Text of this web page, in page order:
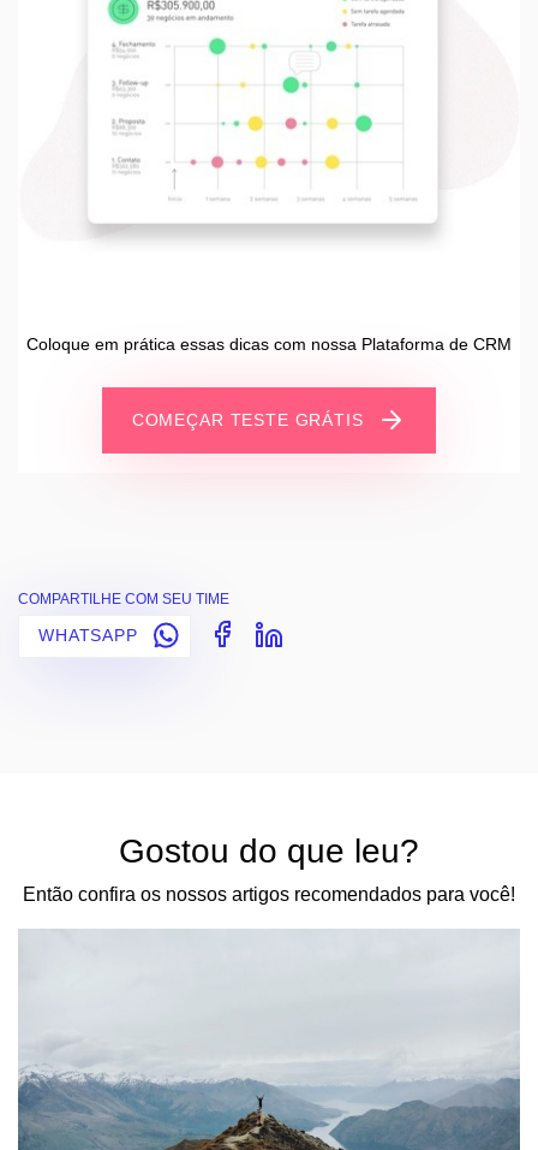
Coloque em prática essas dicas com nossa Plataforma de CRM
COMEÇAR TESTE GRÁTIS
COMPARTILHE COM SEU TIME
WHATSAPP
Gostou do que leu?
Então confira os nossos artigos recomendados para você!